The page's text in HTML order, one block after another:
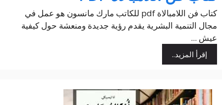
كتاب فن اللامبالاة pdf للكاتب مارك مانسون هو عمل في
مجال التنمية البشرية يقدم رؤية جديدة ومنعشة حول كيفية
عيش ...
إقرأ المزيد..